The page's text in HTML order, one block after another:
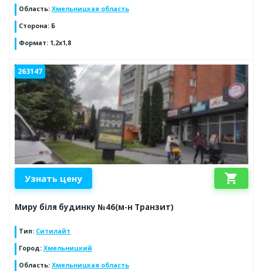
Область: Хмельницкая область
Сторона: Б
Формат: 1,2х1,8
263147
Узнать цену shopping_cart
Миру біля будинку №46(м-н Транзит)
Тип: Ситилайт
Город: Хмельницкий
Область: Хмельницкая область